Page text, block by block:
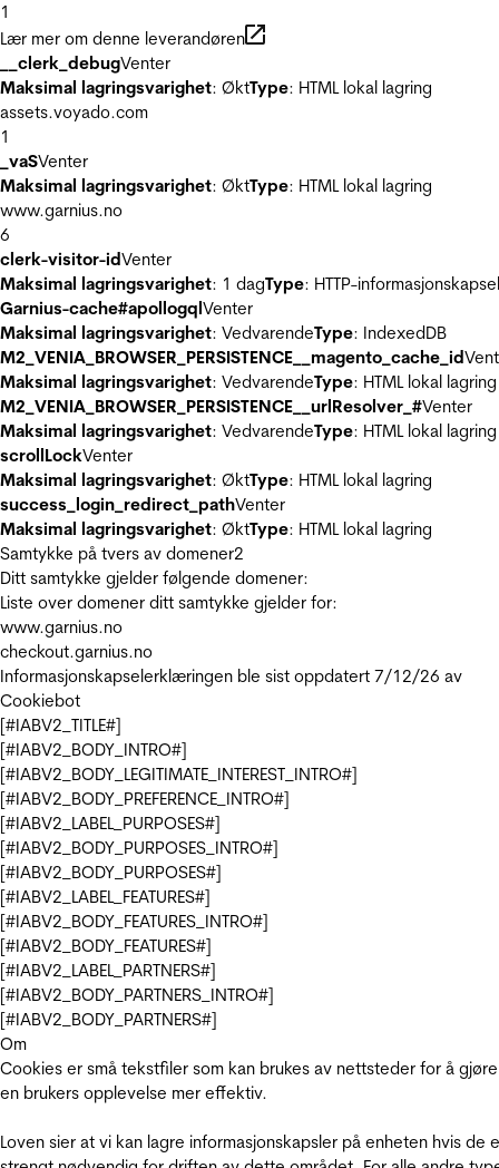
1
Lær mer om denne leverandøren
__clerk_debugVenter
Maksimal lagringsvarighet: ØktType: HTML lokal lagring
assets.voyado.com
1
_vaSVenter
Maksimal lagringsvarighet: ØktType: HTML lokal lagring
www.garnius.no
6
clerk-visitor-idVenter
Maksimal lagringsvarighet: 1 dagType: HTTP-informasjonskapsel
Garnius-cache#apollogqlVenter
Maksimal lagringsvarighet: VedvarendeType: IndexedDB
M2_VENIA_BROWSER_PERSISTENCE__magento_cache_id
Maksimal lagringsvarighet: VedvarendeType: HTML lokal lagring
M2_VENIA_BROWSER_PERSISTENCE__urlResolver_#Venter
Maksimal lagringsvarighet: VedvarendeType: HTML lokal lagring
scrollLockVenter
Maksimal lagringsvarighet: ØktType: HTML lokal lagring
success_login_redirect_pathVenter
Maksimal lagringsvarighet: ØktType: HTML lokal lagring
Samtykke på tvers av domener2
Ditt samtykke gjelder følgende domener:
Liste over domener ditt samtykke gjelder for:
www.garnius.no
checkout.garnius.no
Informasjonskapselerklæringen ble sist oppdatert 7/12/26 av
Cookiebot
[#IABV2_TITLE#]
[#IABV2_BODY_INTRO#]
[#IABV2_BODY_LEGITIMATE_INTEREST_INTRO#]
[#IABV2_BODY_PREFERENCE_INTRO#]
[#IABV2_LABEL_PURPOSES#]
[#IABV2_BODY_PURPOSES_INTRO#]
[#IABV2_BODY_PURPOSES#]
[#IABV2_LABEL_FEATURES#]
[#IABV2_BODY_FEATURES_INTRO#]
[#IABV2_BODY_FEATURES#]
[#IABV2_LABEL_PARTNERS#]
[#IABV2_BODY_PARTNERS_INTRO#]
[#IABV2_BODY_PARTNERS#]
Om
Cookies er små tekstfiler som kan brukes av nettsteder for å gjøre
en brukers opplevelse mer effektiv.
Loven sier at vi kan lagre informasjonskapsler på enheten hvis de